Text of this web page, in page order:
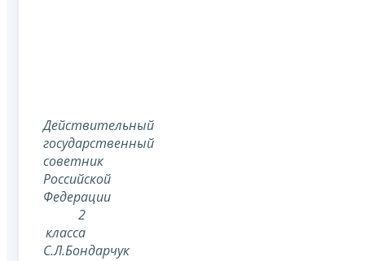
Действительный
государственный
советник
Российской
Федерации
2
класса
С.Л.Бондарчук